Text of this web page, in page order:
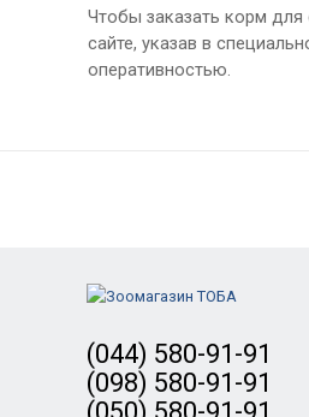
Чтобы заказать корм для
сайте, указав в
оперативностью.
(044) 580-91-91
(098) 580-91-91